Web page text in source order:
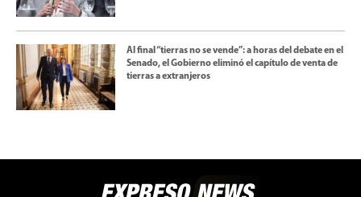
Al final “tierras no se vende”: a horas del debate en el
Senado, el Gobierno eliminó el capítulo de venta de
tierras a extranjeros